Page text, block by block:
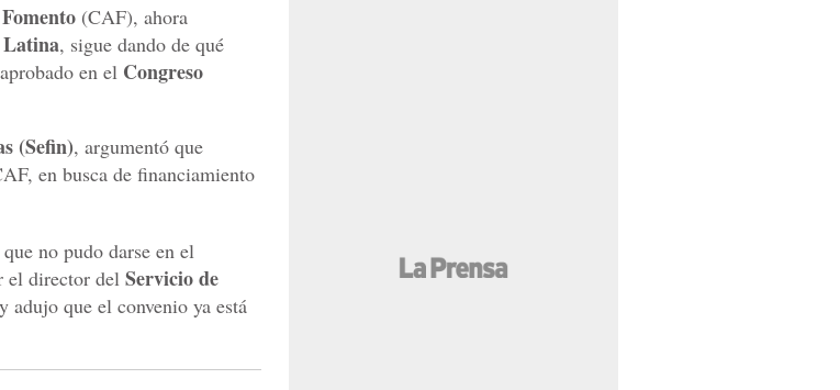
(CAF), ahora
Latina, sigue dando de qué
en el Congreso
(Sefin), argumentó que
en busca de financiamiento
no pudo darse en el
el director del Servicio de
adujo que el convenio ya está